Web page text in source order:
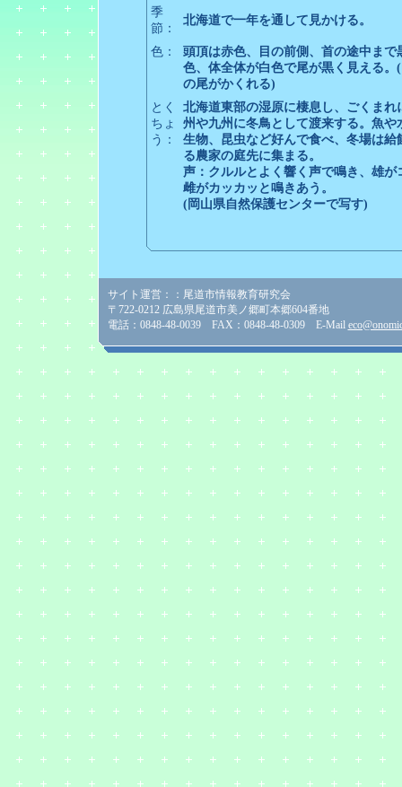
季
節：
北海道で一年を通して見かける。
色：
頭頂は赤色、目の前側、首の途中まで
色、体全体が白色で尾が黒く見える。
の尾がかくれる)
とく
ちょ
う：
北海道東部の湿原に棲息し、ごくまれ
州や九州に冬鳥として渡来する。魚や
生物、昆虫など好んで食べ、冬場は給
る農家の庭先に集まる。
声：クルルとよく響く声で鳴き、雄が
雌がカッカッと鳴きあう。
(岡山県自然保護センターで写す)
サイト運営：：尾道市情報教育研究会
〒722-0212 広島県尾道市美ノ郷町本郷604番地
電話：0848-48-0039 FAX：0848-48-0309 E-Mail